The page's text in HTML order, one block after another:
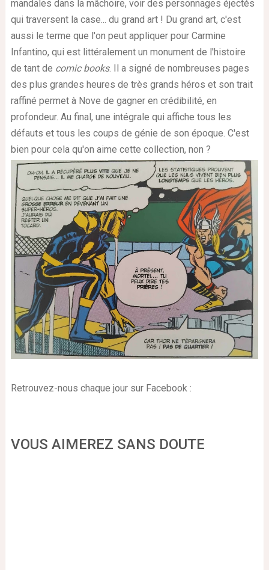
mandales dans la mâchoire, voir des personnages éjectés
qui traversent la case... du grand art ! Du grand art, c'est
aussi le terme que l'on peut appliquer pour Carmine
Infantino, qui est littéralement un monument de l'histoire
de tant de comic books. Il a signé de nombreuses pages
des plus grandes heures de très grands héros et son trait
raffiné permet à Nove de gagner en crédibilité, en
profondeur. Au final, une intégrale qui affiche tous les
défauts et tous les coups de génie de son époque. C'est
bien pour cela qu'on aime cette collection, non ?
Retrouvez-nous chaque jour sur Facebook :
VOUS AIMEREZ SANS DOUTE